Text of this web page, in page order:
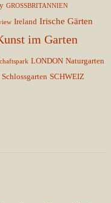
GROSSBRITANNIEN
Ireland Irische Gärten
im Garten
LONDON Naturgarten
Schlossgarten SCHWEIZ